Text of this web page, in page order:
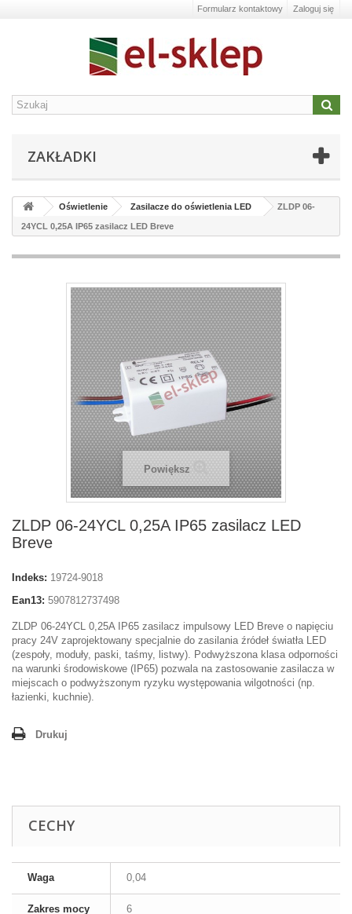
Zaloguj się
Formularz kontaktowy
ZAKŁADKI
Oświetlenie Zasilacze do oświetlenia LED ZLDP 06-
24YCL 0,25A IP65 zasilacz LED Breve
Powiększ
ZLDP 06-24YCL 0,25A IP65 zasilacz LED
Breve
Indeks: 19724-9018
Ean13: 5907812737498
ZLDP 06-24YCL 0,25A IP65 zasilacz impulsowy LED Breve o napięciu
pracy 24V zaprojektowany specjalnie do zasilania źródeł światła LED
(zespoły, moduły, paski, taśmy, listwy). Podwyższona klasa odporności
na warunki środowiskowe (IP65) pozwala na zastosowanie zasilacza w
miejscach o podwyższonym ryzyku występowania wilgotności (np.
łazienki, kuchnie).
Drukuj
CECHY
Waga 0,04
Zakres mocy 6